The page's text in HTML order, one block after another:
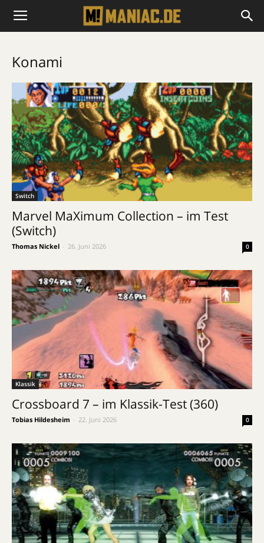
Konami
Switch
Marvel MaXimum Collection – im Test
(Switch)
Thomas Nickel 26. Juni 2026 0
Klassik
Crossboard 7 – im Klassik-Test (360)
Tobias Hildesheim 22. Juni 2026 0